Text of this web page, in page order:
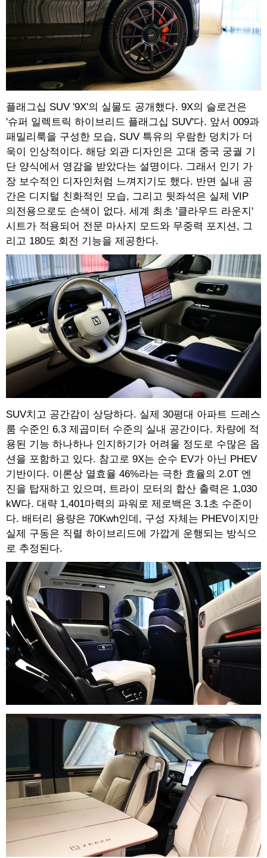
플래그십 SUV '9X'의 실물도 공개했다. 9X의 슬로건은
'슈퍼 일렉트릭 하이브리드 플래그십 SUV'다. 앞서 009과
패밀리룩을 구성한 모습, SUV 특유의 우람한 덩치가 더
욱이 인상적이다. 해당 외관 디자인은 고대 중국 궁궐 기
단 양식에서 영감을 받았다는 설명이다. 그래서 인기 가
장 보수적인 디자인처럼 느껴지기도 했다. 반면 실내 공
간은 디지털 친화적인 모습, 그리고 뒷좌석은 실제 VIP
의전용으로도 손색이 없다. 세계 최초 '클라우드 라운지'
시트가 적용되어 전문 마사지 모드와 무중력 포지션, 그
리고 180도 회전 기능을 제공한다.
SUV치고 공간감이 상당하다. 실제 30평대 아파트 드레스
룸 수준인 6.3 제곱미터 수준의 실내 공간이다. 차량에 적
용된 기능 하나하나 인지하기가 어려울 정도로 수많은 옵
션을 포함하고 있다. 참고로 9X는 순수 EV가 아닌 PHEV
기반이다. 이론상 열효율 46%라는 극한 효율의 2.0T 엔
진을 탑재하고 있으며, 트라이 모터의 합산 출력은 1,030
kW다. 대략 1,401마력의 파워로 제로백은 3.1초 수준이
다. 배터리 용량은 70Kwh인데, 구성 자체는 PHEV이지만
실제 구동은 직렬 하이브리드에 가깝게 운행되는 방식으
로 추정된다.